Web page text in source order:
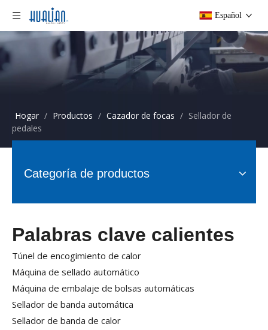
Español
Hogar / Productos / Cazador de focas / Sellador de
pedales
Categoría de productos
Palabras clave calientes
Túnel de encogimiento de calor
Máquina de sellado automático
Máquina de embalaje de bolsas automáticas
Sellador de banda automática
Sellador de banda de calor